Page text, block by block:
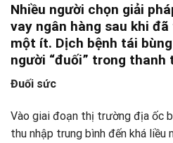
Nhiều người chọn giải
vay ngân hàng sau khi
một ít. Dịch bệnh tái
người “đuối” trong thanh
Đuối sức
Vào giai đoạn thị trường địa ốc
thu nhập trung bình đến khá liều